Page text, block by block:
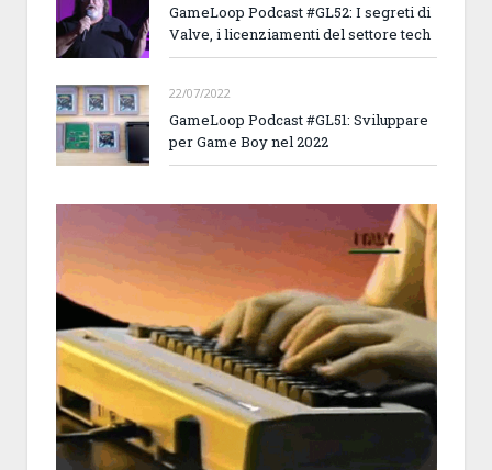
GameLoop Podcast #GL52: I segreti di
Valve, i licenziamenti del settore tech
22/07/2022
GameLoop Podcast #GL51: Sviluppare
per Game Boy nel 2022